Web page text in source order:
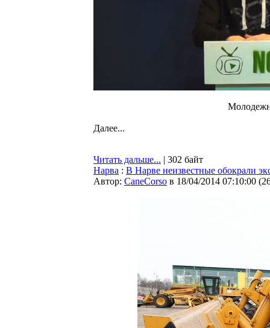
Далее...
Читать дальше... | 302 байт
Нарва : В Нарве неизвестные обокрали
Автор: CaneCorso в 18/04/2014 07:10:00 (